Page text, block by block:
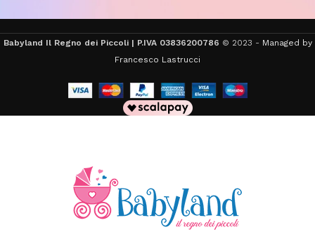
Babyland Il Regno dei Piccoli | P.IVA 03836200786 © 2023 - Managed by
Francesco Lastrucci